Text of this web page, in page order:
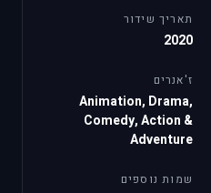
תאריך שידור
2020
ז'אנרים
Animation, Drama,
Comedy, Action &
Adventure
שמות נוספים